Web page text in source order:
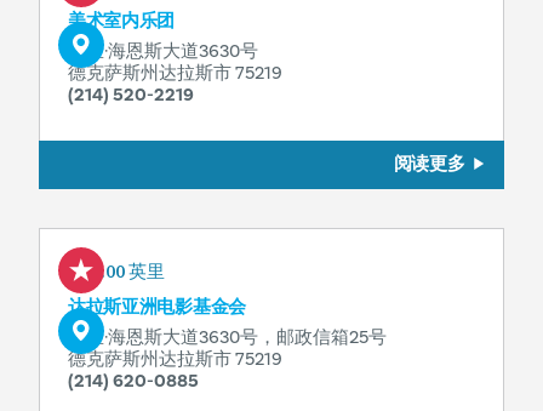
美术室内乐团
哈里·海恩斯大道3630号
德克萨斯州达拉斯市 75219
(214) 520-2219
阅读更多
0.00 英里
达拉斯亚洲电影基金会
哈里·海恩斯大道3630号，邮政信箱25号
德克萨斯州达拉斯市 75219
(214) 620-0885